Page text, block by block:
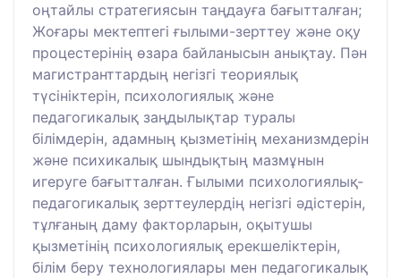
оңтайлы стратегиясын таңдауға бағытталған;
Жоғары мектептегі ғылыми-зерттеу және оқу
процестерінің өзара байланысын анықтау. Пән
магистранттардың негізгі теориялық
түсініктерін, психологиялық және
педагогикалық заңдылықтар туралы
білімдерін, адамның қызметінің механизмдерін
және психикалық шындықтың мазмұнын
игеруге бағытталған. Ғылыми психологиялық-
педагогикалық зерттеулердің негізгі әдістерін,
тұлғаның даму факторларын, оқытушы
қызметінің психологиялық ерекшеліктерін,
білім беру технологиялары мен педагогикалық